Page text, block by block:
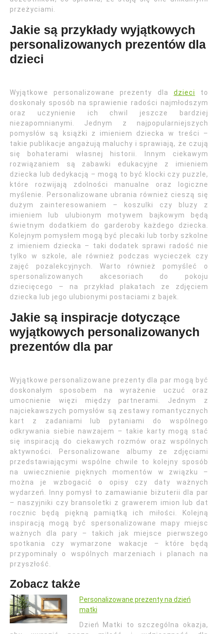
przeżyciami.
Jakie są przykłady wyjątkowych
personalizowanych prezentów dla
dzieci
Wyjątkowe personalizowane prezenty dla dzieci
to
doskonały sposób na sprawienie radości najmłodszym
oraz uczynienie ich chwil jeszcze bardziej
niezapomnianymi. Jednym z najpopularniejszych
pomysłów są książki z imieniem dziecka w treści –
takie publikacje angażują maluchy i sprawiają, że czują
się bohaterami własnej historii. Innym ciekawym
rozwiązaniem są zabawki edukacyjne z imieniem
dziecka lub dedykacją – mogą to być klocki czy puzzle,
które rozwijają zdolności manualne oraz logiczne
myślenie. Personalizowane ubrania również cieszą się
dużym zainteresowaniem – koszulki czy bluzy z
imieniem lub ulubionym motywem bajkowym będą
świetnym dodatkiem do garderoby każdego dziecka.
Kolejnym pomysłem mogą być plecaki lub torby szkolne
z imieniem dziecka – taki dodatek sprawi radość nie
tylko w szkole, ale również podczas wycieczek czy
zajęć pozalekcyjnych. Warto również pomyśleć o
spersonalizowanych akcesoriach do pokoju
dziecięcego – na przykład plakatach ze zdjęciem
dziecka lub jego ulubionymi postaciami z bajek.
Jakie są inspiracje dotyczące
wyjątkowych personalizowanych
prezentów dla par
Wyjątkowe personalizowane prezenty dla par mogą być
doskonałym sposobem na wyrażenie uczuć oraz
umocnienie więzi między partnerami. Jednym z
najciekawszych pomysłów są zestawy romantycznych
kart z zadaniami lub pytaniami do wspólnego
odkrywania siebie nawzajem – takie karty mogą stać
się inspiracją do ciekawych rozmów oraz wspólnych
aktywności. Personalizowane albumy ze zdjęciami
przedstawiającymi wspólne chwile to kolejny sposób
na uwiecznienie pięknych momentów w związku –
można je wzbogacić o opisy czy daty ważnych
wydarzeń. Inny pomysł to zamawianie biżuterii dla par
– naszyjniki czy bransoletki z grawerem imion lub dat
rocznic będą piękną pamiątką ich miłości. Kolejną
inspiracją mogą być spersonalizowane mapy miejsc
ważnych dla pary – takich jak miejsce pierwszego
spotkania czy wymarzone wakacje – które będą
przypominały o wspólnych marzeniach i planach na
przyszłość.
Zobacz także
Personalizowane prezenty na dzień
matki
Dzień Matki to szczególna okazja,